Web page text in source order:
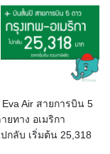
Air สายการบิน 5
ทาง อเมริกา
กลับ เริ่มต้น 25,318